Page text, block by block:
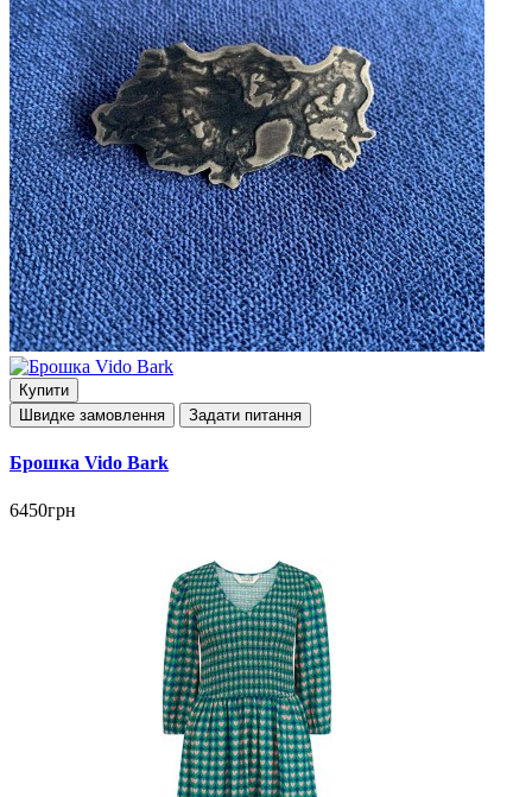
Купити
Швидке замовлення
Задати питання
Брошка Vido Bark
6450грн